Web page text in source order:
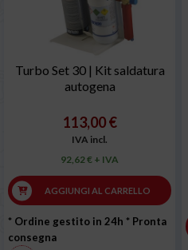
Turbo Set 30 | Kit saldatura
autogena
113,00 €
IVA incl.
92,62 € + IVA
AGGIUNGI AL CARRELLO
* Ordine gestito in 24h * Pronta
consegna